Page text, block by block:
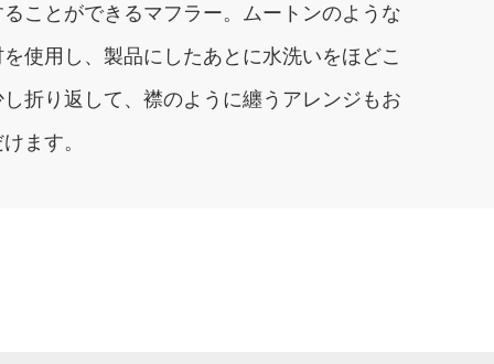
ことができるマフラー。ムートンのような
使用し、製品にしたあとに水洗いをほどこ
折り返して、襟のように纏うアレンジもお
ます。